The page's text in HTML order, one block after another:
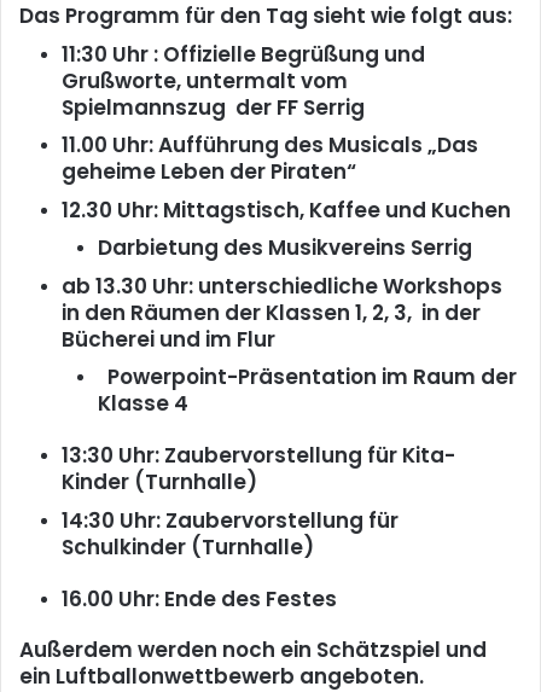
Das Programm für den Tag sieht wie folgt aus:
11:30 Uhr : Offizielle Begrüßung und
Grußworte, untermalt vom
Spielmannszug der FF Serrig
11.00 Uhr: Aufführung des Musicals „Das
geheime Leben der Piraten“
12.30 Uhr: Mittagstisch, Kaffee und Kuchen
Darbietung des Musikvereins Serrig
ab 13.30 Uhr: unterschiedliche Workshops
in den Räumen der Klassen 1, 2, 3, in der
Bücherei und im Flur
Powerpoint-Präsentation im Raum der
Klasse 4
13:30 Uhr: Zaubervorstellung für Kita-
Kinder (Turnhalle)
14:30 Uhr: Zaubervorstellung für
Schulkinder (Turnhalle)
16.00 Uhr: Ende des Festes
Außerdem werden noch ein Schätzspiel und
ein Luftballonwettbewerb angeboten.